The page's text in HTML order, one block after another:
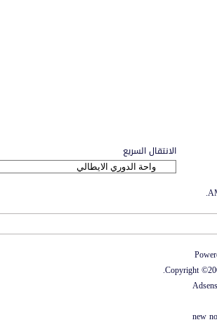
الانتقال السريع
.
Copyright
new